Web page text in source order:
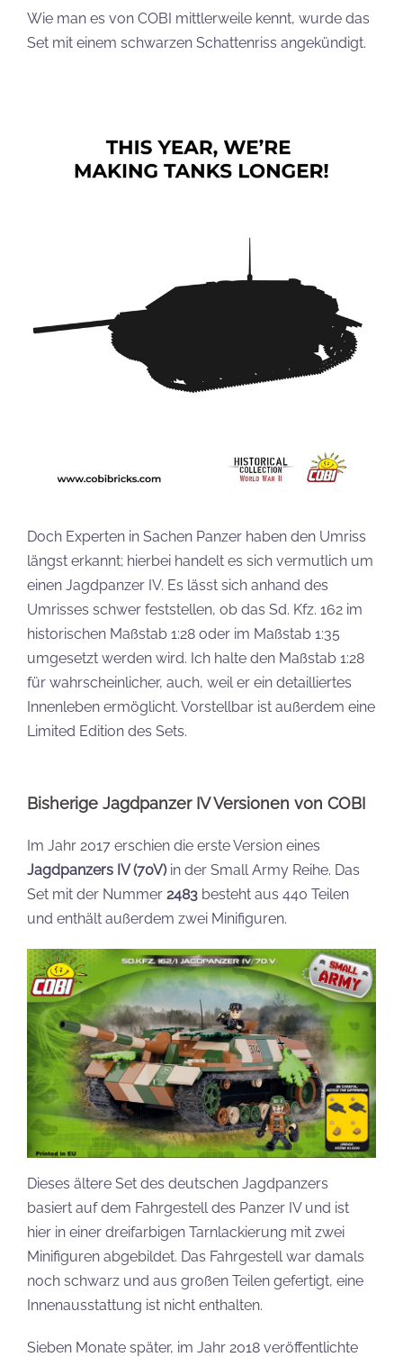
Wie man es von COBI mittlerweile kennt, wurde das
Set mit einem schwarzen Schattenriss angekündigt.
Doch Experten in Sachen Panzer haben den Umriss
längst erkannt; hierbei handelt es sich vermutlich um
einen Jagdpanzer IV. Es lässt sich anhand des
Umrisses schwer feststellen, ob das Sd. Kfz. 162 im
historischen Maßstab 1:28 oder im Maßstab 1:35
umgesetzt werden wird. Ich halte den Maßstab 1:28
für wahrscheinlicher, auch, weil er ein detailliertes
Innenleben ermöglicht. Vorstellbar ist außerdem eine
Limited Edition des Sets.
Bisherige Jagdpanzer IV Versionen von COBI
Im Jahr 2017 erschien die erste Version eines
Jagdpanzers IV (70V)in der Small Army Reihe. Das
Set mit der Nummer 2483 besteht aus 440 Teilen
und enthält außerdem zwei Minifiguren.
Dieses ältere Set des deutschen Jagdpanzers
basiert auf dem Fahrgestell des Panzer IV und ist
hier in einer dreifarbigen Tarnlackierung mit zwei
Minifiguren abgebildet. Das Fahrgestell war damals
noch schwarz und aus großen Teilen gefertigt, eine
Innenausstattung ist nicht enthalten.
Sieben Monate später, im Jahr 2018 veröffentlichte